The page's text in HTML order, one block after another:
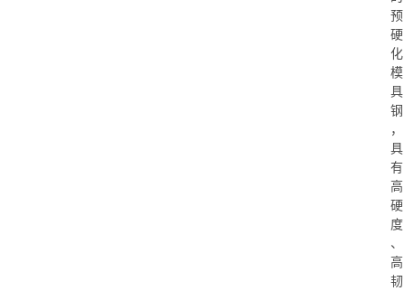
预
硬
化
模
具
钢
，
具
有
高
硬
度
、
高
韧